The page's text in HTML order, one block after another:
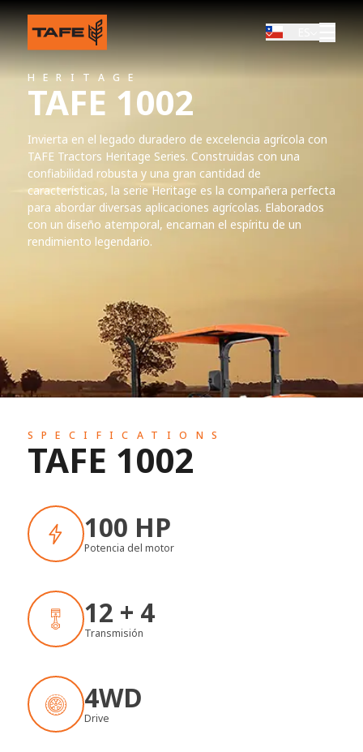
HERITAGE
TAFE 1002
Invierta en el legado duradero de excelencia agrícola con
TAFE Tractors Heritage Series. Construidas con una
confiabilidad robusta y una gran cantidad de
características, la serie Heritage es la compañera perfecta
para abordar diversas aplicaciones agrícolas. Elaborados
con un diseño atemporal, encarnan el espíritu de un
rendimiento legendario.
SPECIFICATIONS
TAFE 1002
100 HP
Potencia del motor
12 + 4
Transmisión
4WD
Drive